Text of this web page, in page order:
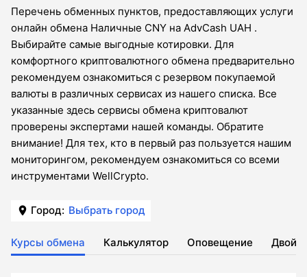
Перечень обменных пунктов, предоставляющих услуги
онлайн обмена Наличные CNY на AdvCash UAH .
Выбирайте самые выгодные котировки. Для
комфортного криптовалютного обмена предварительно
рекомендуем ознакомиться с резервом покупаемой
валюты в различных сервисах из нашего списка. Все
указанные здесь сервисы обмена криптовалют
проверены экспертами нашей команды. Обратите
внимание! Для тех, кто в первый раз пользуется нашим
мониторингом, рекомендуем ознакомиться со всеми
инструментами WellCrypto.
Город: Выбрать город
Курсы обмена Калькулятор Оповещение